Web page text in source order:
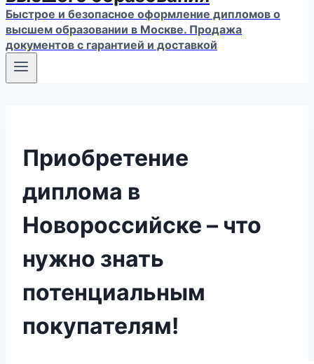
Быстрое и безопасное оформление дипломов о
высшем образовании в Москве. Продажа
документов с гарантией и доставкой
Приобретение
диплома в
Новороссийске – что
нужно знать
потенциальным
покупателям!